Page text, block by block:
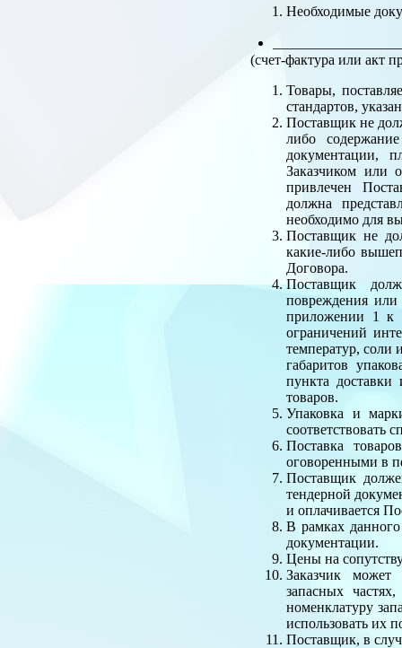
Необходимые
(счет-фактура или акт
Товары,
стандартов,
Поставщик не
либо
документации,
Заказчиком или
привлечен
должна
необходимо для
Поставщик не
какие-либо
Договора.
Поставщик
повреждения или
приложении 1 к
ограничений
температур, соли
габаритов
пункта
товаров.
Упаковка и
соответствовать
Поставка
оговоренными в
Поставщик
тендерной
и оплачивается
В рамках
документации.
Цены на
Заказчик
запасных
номенклатуру
использовать их
Поставщик, в